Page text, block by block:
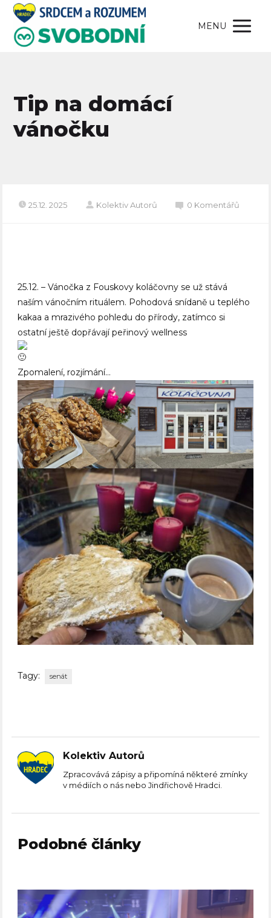
MENU
Tip na domácí
vánočku
25.12. 2025 Kolektiv Autorů 0 Komentářů
25.12. – Vánočka z Fouskovy koláčovny se už stává
naším vánočním rituálem. Pohodová snídaně u teplého
kakaa a mrazivého pohledu do přírody, zatímco si
ostatní ještě dopřávají peřinový wellness
Zpomalení, rozjímání…
Tagy: senát
Kolektiv Autorů
Zpracovává zápisy a připomíná některé zmínky
v médiích o nás nebo Jindřichově Hradci.
Podobné články